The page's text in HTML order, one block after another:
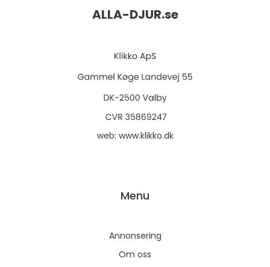
ALLA-DJUR.se
web: www.klikko.dk
Menu
Annonsering
Om oss